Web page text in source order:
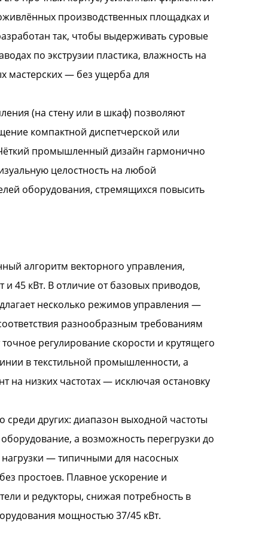
производственных площадках и
так, чтобы выдерживать суровые
по экструзии пластика, влажность на
мастерских — без ущерба для
(на стену или в шкаф) позволяют
компактной диспетчерской или
промышленный дизайн гармонично
целостность на любой
оборудования, стремящихся повысить
алгоритм векторного управления,
45 кВт. В отличие от базовых приводов,
несколько режимов управления —
разнообразным требованиям
регулирование скорости и крутящего
в текстильной промышленности, а
на низких частотах — исключая остановку
других: диапазон выходной частоты
а возможность перегрузки до
нагрузки — типичными для насосных
простоев. Плавное ускорение и
и редукторы, снижая потребность в
мощностью 37/45 кВт.